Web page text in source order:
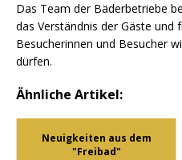
Das Team der Bäderbetriebe
das Verständnis der Gäste und
Besucherinnen und Besucher
dürfen.
Ähnliche Artikel:
Neuigkeiten aus dem
"Freibad"